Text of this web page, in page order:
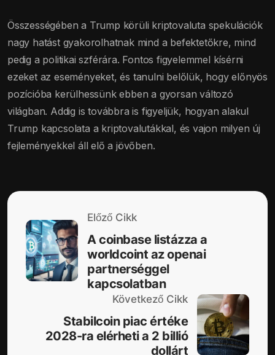
Összességében a Trump körüli kriptovaluta spekulációk
nagy hatást gyakorolhatnak mind a befektetőkre, mind
pedig a politikai szférára. Fontos figyelemmel kísérni
ezeket az eseményeket, és tanulni belőlük, hogy előnyös
pozícióba kerülhessünk ebben a gyorsan változó
világban. Addig is továbbra is figyeljük, hogyan alakul
Trump kapcsolata a kriptovalutákkal, és vajon milyen új
fejleményekkel áll elő a jövőben.
Előző Cikk
A coinbase listázza a
worldcoint az openai
partnerséggel
kapcsolatban
Következő Cikk
Stabilcoin piac értéke
2028-ra elérheti a 2 billió
dollárt